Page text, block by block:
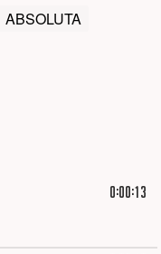
ABSOLUTA
0:00:13